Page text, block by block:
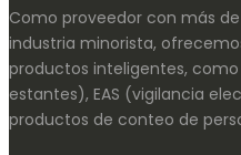
Como proveedor con más
industria minorista,
productos inteligentes,
estantes), EAS (vigilancia
productos de conteo de